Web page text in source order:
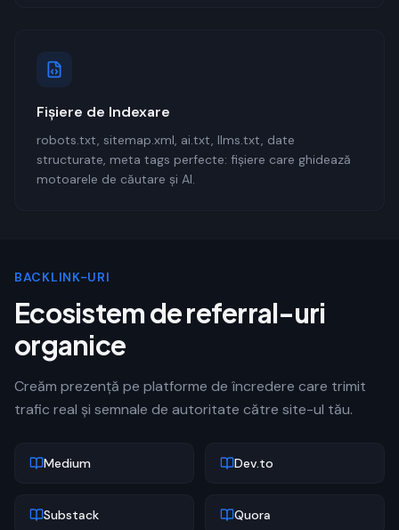
Fișiere de Indexare
robots.txt, sitemap.xml, ai.txt, llms.txt, date
structurate, meta tags perfecte: fișiere care ghidează
motoarele de căutare și AI.
BACKLINK-URI
Ecosistem de referral-uri
organice
Creăm prezență pe platforme de încredere care trimit
trafic real și semnale de autoritate către site-ul tău.
Medium Dev.to
Substack Quora